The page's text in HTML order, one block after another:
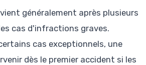
généralement après plusieurs
cas d'infractions graves.
cas exceptionnels, une
dès le premier accident si les